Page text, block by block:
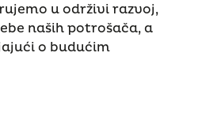
u održivi razvoj,
naših potrošača, a
o budućim